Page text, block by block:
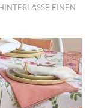
HINTERLASSE EINEN